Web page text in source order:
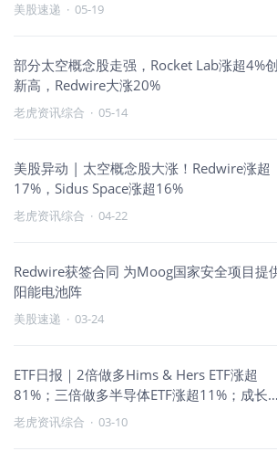
美股速递 · 05-19
部分太空概念股走强，Rocket Lab涨超4%创
新高，Redwire大涨20%
老虎资讯综合 · 05-14
美股异动 | 太空概念股大涨！Redwire涨超
17%，Sidus Space涨超16%
老虎资讯综合 · 04-22
Redwire获签合同 为Moog国家安全项目提
阳能电池阵
美股速递 · 03-24
ETF日报｜2倍做多Hims & Hers ETF涨超
81%；三倍做多半导体ETF涨超11%；成长风
格领跑
老虎资讯综合 · 03-10